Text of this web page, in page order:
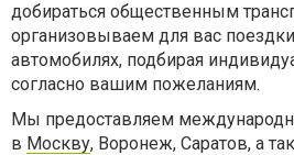
добираться общественным
организовываем для вас
автомобилях, подбирая
согласно вашим пожеланиям.
Мы предоставляем
в Москву, Воронеж, Саратов, а